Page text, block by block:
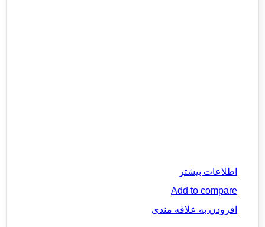
اطلاعات بیشتر
Add to compare
افزودن به علاقه مندی